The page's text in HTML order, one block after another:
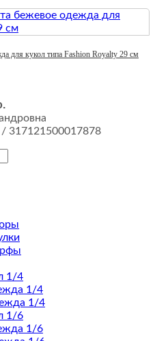
для кукол типа Fashion Royalty 29 см
317121500017878
1/4
1/4
1/4
1/6
1/6